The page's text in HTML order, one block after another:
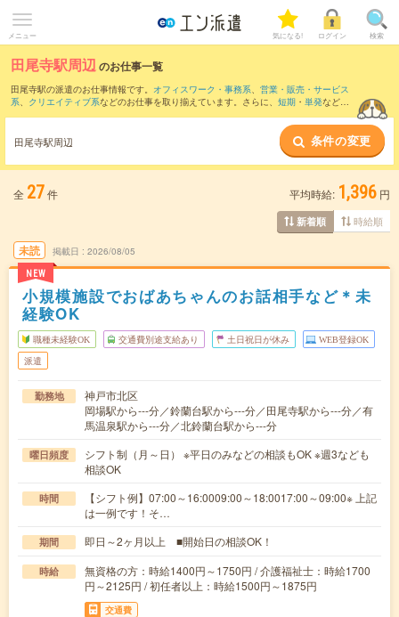
メニュー 気になる! ログイン 検索
田尾寺駅周辺のお仕事一覧
田尾寺駅の派遣のお仕事情報です。 オフィスワーク・事務系、 営業・販売・サービス
系、 クリエイティブ系などのお仕事を取り揃えています。さらに、 短期 ・ 単発などの
また、新三田駅 西宮名塩駅 など近隣駅
のお仕事もご確認いただけます。
田尾寺駅周辺 条件の変更
全 27件 平均時給: 1,396 円
新着順 時給順
未読
NEW
掲載日 2026/08/05
小規模施設でおばあちゃんのお話相手など＊未
経験OK
職種未経験OK 交通費別途支給あり 土日祝日が休み WEB登録OK
派遣
勤務地
神戸市北区
岡場駅から---分／鈴蘭台駅から---分／田尾寺駅から---分／有
馬温泉駅から---分／北鈴蘭台駅から---分
曜日頻度
シフト制（月～日） ※平日のみなどの相談もOK ※週3なども
相談OK
時間
【シフト例】07:00～16:0009:00～18:0017:00～09:00※ 上記
は一例です！そ…
期間 即日～2ヶ月以上 ■開始日の相談OK！
時給
無資格の方：時給1400円～1750円 / 介護福祉士：時給1700
円～2125円 / 初任者以上：時給1500円～1875円
交通費